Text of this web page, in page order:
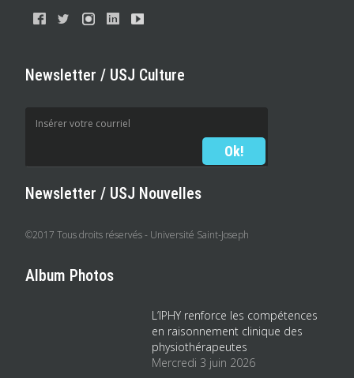
Newsletter / USJ Culture
Newsletter / USJ Nouvelles
©2017 Tous droits réservés - Université Saint-Joseph
Album Photos
L’IPHY renforce les compétences
en raisonnement clinique des
physiothérapeutes
Mercredi 3 juin 2026